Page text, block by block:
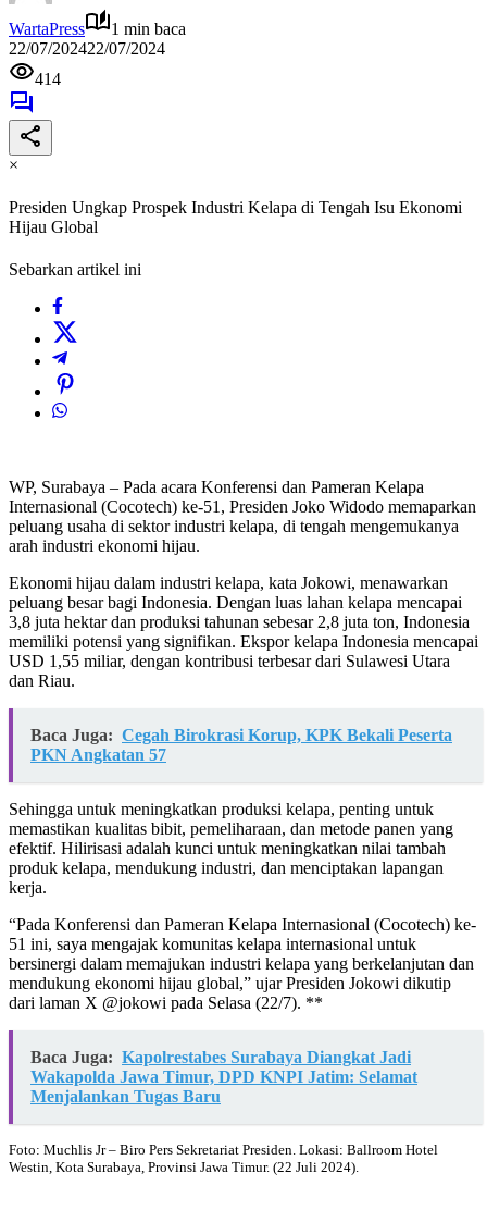
WartaPress
1 min baca
22/07/202422/07/2024
414
×
Presiden Ungkap Prospek Industri Kelapa di Tengah Isu Ekonomi
Hijau Global
Sebarkan artikel ini
WP, Surabaya – Pada acara Konferensi dan Pameran Kelapa
Internasional (Cocotech) ke-51, Presiden Joko Widodo memaparkan
peluang usaha di sektor industri kelapa, di tengah mengemukanya
arah industri ekonomi hijau.
Ekonomi hijau dalam industri kelapa, kata Jokowi, menawarkan
peluang besar bagi Indonesia. Dengan luas lahan kelapa mencapai
3,8 juta hektar dan produksi tahunan sebesar 2,8 juta ton, Indonesia
memiliki potensi yang signifikan. Ekspor kelapa Indonesia mencapai
USD 1,55 miliar, dengan kontribusi terbesar dari Sulawesi Utara
dan Riau.
Baca Juga: Cegah Birokrasi Korup, KPK Bekali Peserta
PKN Angkatan 57
Sehingga untuk meningkatkan produksi kelapa, penting untuk
memastikan kualitas bibit, pemeliharaan, dan metode panen yang
efektif. Hilirisasi adalah kunci untuk meningkatkan nilai tambah
produk kelapa, mendukung industri, dan menciptakan lapangan
kerja.
“Pada Konferensi dan Pameran Kelapa Internasional (Cocotech) ke-
51 ini, saya mengajak komunitas kelapa internasional untuk
bersinergi dalam memajukan industri kelapa yang berkelanjutan dan
mendukung ekonomi hijau global,” ujar Presiden Jokowi dikutip
dari laman X @jokowi pada Selasa (22/7). **
Baca Juga: Kapolrestabes Surabaya Diangkat Jadi
Wakapolda Jawa Timur, DPD KNPI Jatim: Selamat
Menjalankan Tugas Baru
Foto: Muchlis Jr – Biro Pers Sekretariat Presiden. Lokasi: Ballroom Hotel
Westin, Kota Surabaya, Provinsi Jawa Timur. (22 Juli 2024).